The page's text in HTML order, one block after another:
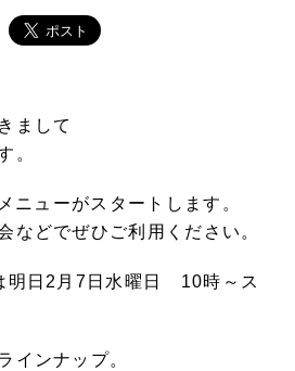
まして
。
ューがスタートします。
などでぜひご利用ください。
明日2月7日水曜日 10時～ス
インナップ。